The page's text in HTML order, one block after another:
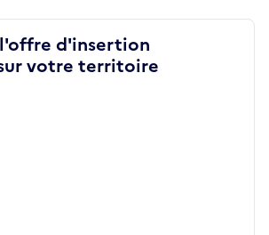
d'insertion
votre territoire